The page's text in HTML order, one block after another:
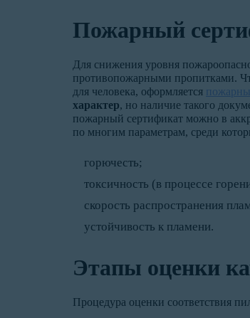
Пожарный
Для снижения уровня
противопожарными пропитками.
для человека, оформляется
характер, но наличие такого
пожарный сертификат можно в
по многим параметрам, среди
горючесть;
токсичность (в процессе
скорость распространения
устойчивость к пламени.
Этапы оценки
Процедура оценки соответствия